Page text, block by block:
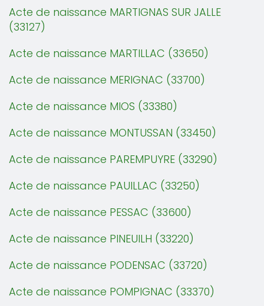
Acte de naissance MARTIGNAS SUR JALLE
(33127)
Acte de naissance MARTILLAC (33650)
Acte de naissance MERIGNAC (33700)
Acte de naissance MIOS (33380)
Acte de naissance MONTUSSAN (33450)
Acte de naissance PAREMPUYRE (33290)
Acte de naissance PAUILLAC (33250)
Acte de naissance PESSAC (33600)
Acte de naissance PINEUILH (33220)
Acte de naissance PODENSAC (33720)
Acte de naissance POMPIGNAC (33370)